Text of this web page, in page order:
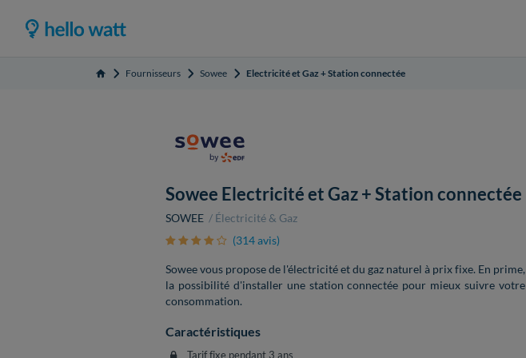
Accueil Fournisseurs Sowee Electricité et Gaz + Station connectée
Sowee Electricité et Gaz + Station connectée
SOWEE
Électricité & Gaz
(314 avis)
Sowee vous propose de l'électricité et du gaz naturel à prix fixe. En prime,
la possibilité d'installer une station connectée pour mieux suivre votre
consommation.
Caractéristiques
Tarif fixe pendant 3 ans